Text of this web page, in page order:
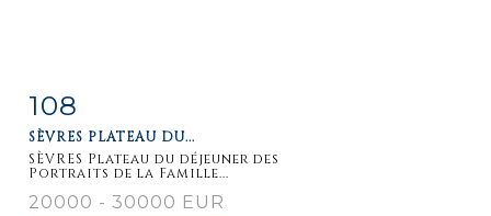
Item detail
108
SÈVRES PLATEAU DU...
SÈVRES Plateau du déjeuner des
Portraits de la Famille...
20000 - 30000 EUR